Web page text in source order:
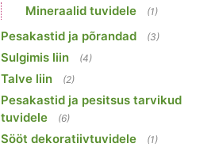
Mineraalid tuvidele (1)
Pesakastid ja põrandad (3)
Sulgimis liin (4)
Talve liin (2)
Pesakastid ja pesitsus tarvikud
tuvidele
(6)
Sööt dekoratiivtuvidele (1)